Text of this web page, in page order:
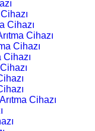
Cihazı
Cihazı
Cihazı
Cihazı
Cihazı